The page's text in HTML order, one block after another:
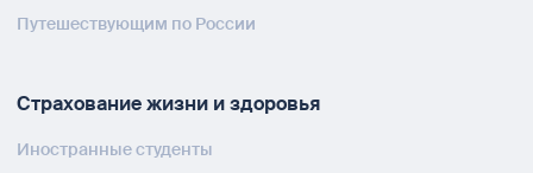
Путешествующим по России
Страхование жизни и здоровья
Иностранные студенты